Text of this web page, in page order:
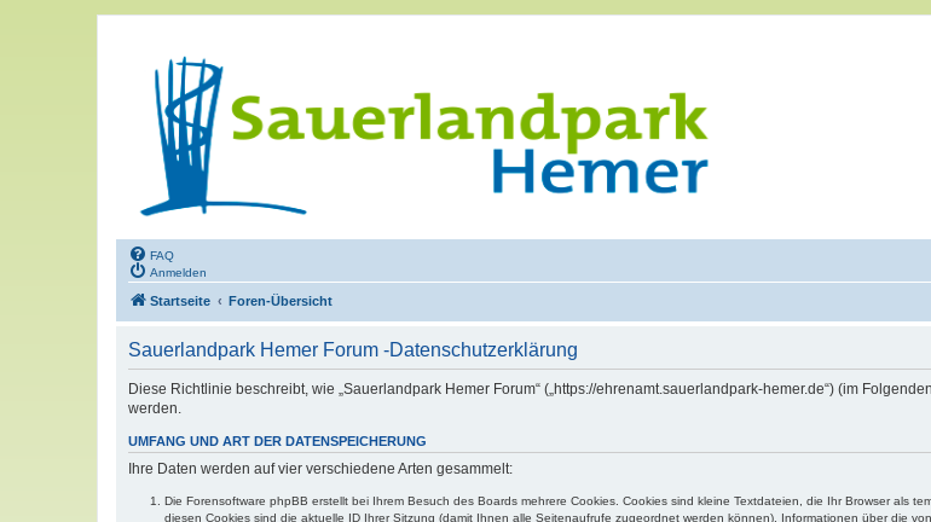
FAQ
Anmelden
Startseite Foren-Übersicht
Sauerlandpark Hemer Forum -Datenschutzerklärung
Diese Richtlinie beschreibt, wie „Sauerlandpark Hemer Forum“ („https://ehrenamt.sauerlandpark-hemer.de“) (im
werden.
UMFANG UND ART DER DATENSPEICHERUNG
Ihre Daten werden auf vier verschiedene Arten gesammelt:
Die Forensoftware phpBB erstellt bei Ihrem Besuch des Boards mehrere Cookies. Cookies sind kleine Textdateien, die Ihr Browser als
diesen Cookies sind die aktuelle ID Ihrer Sitzung (damit Ihnen alle Seitenaufrufe zugeordnet werden können), Informationen über die